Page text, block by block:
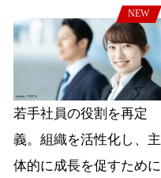
NEW
若手社員の役割を再定
義。組織を活性化し、主
体的に成長を促すために